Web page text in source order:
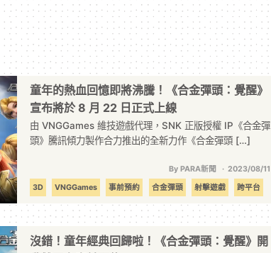
童年的熱血回憶即將沸騰！《合金彈頭：覺醒》
宣布將於 8 月 22 日正式上線
由 VNGGames 維技遊戲代理，SNK 正版授權 IP《合金彈
頭》騰訊傾力製作合力推出的全新力作《合金彈頭 […]
By PARA新聞
2023/08/11
3D
VNGGames 事前預約 合金彈頭 射擊遊戲 跨平台
沒錯！童年經典回歸啦！《合金彈頭：覺醒》開